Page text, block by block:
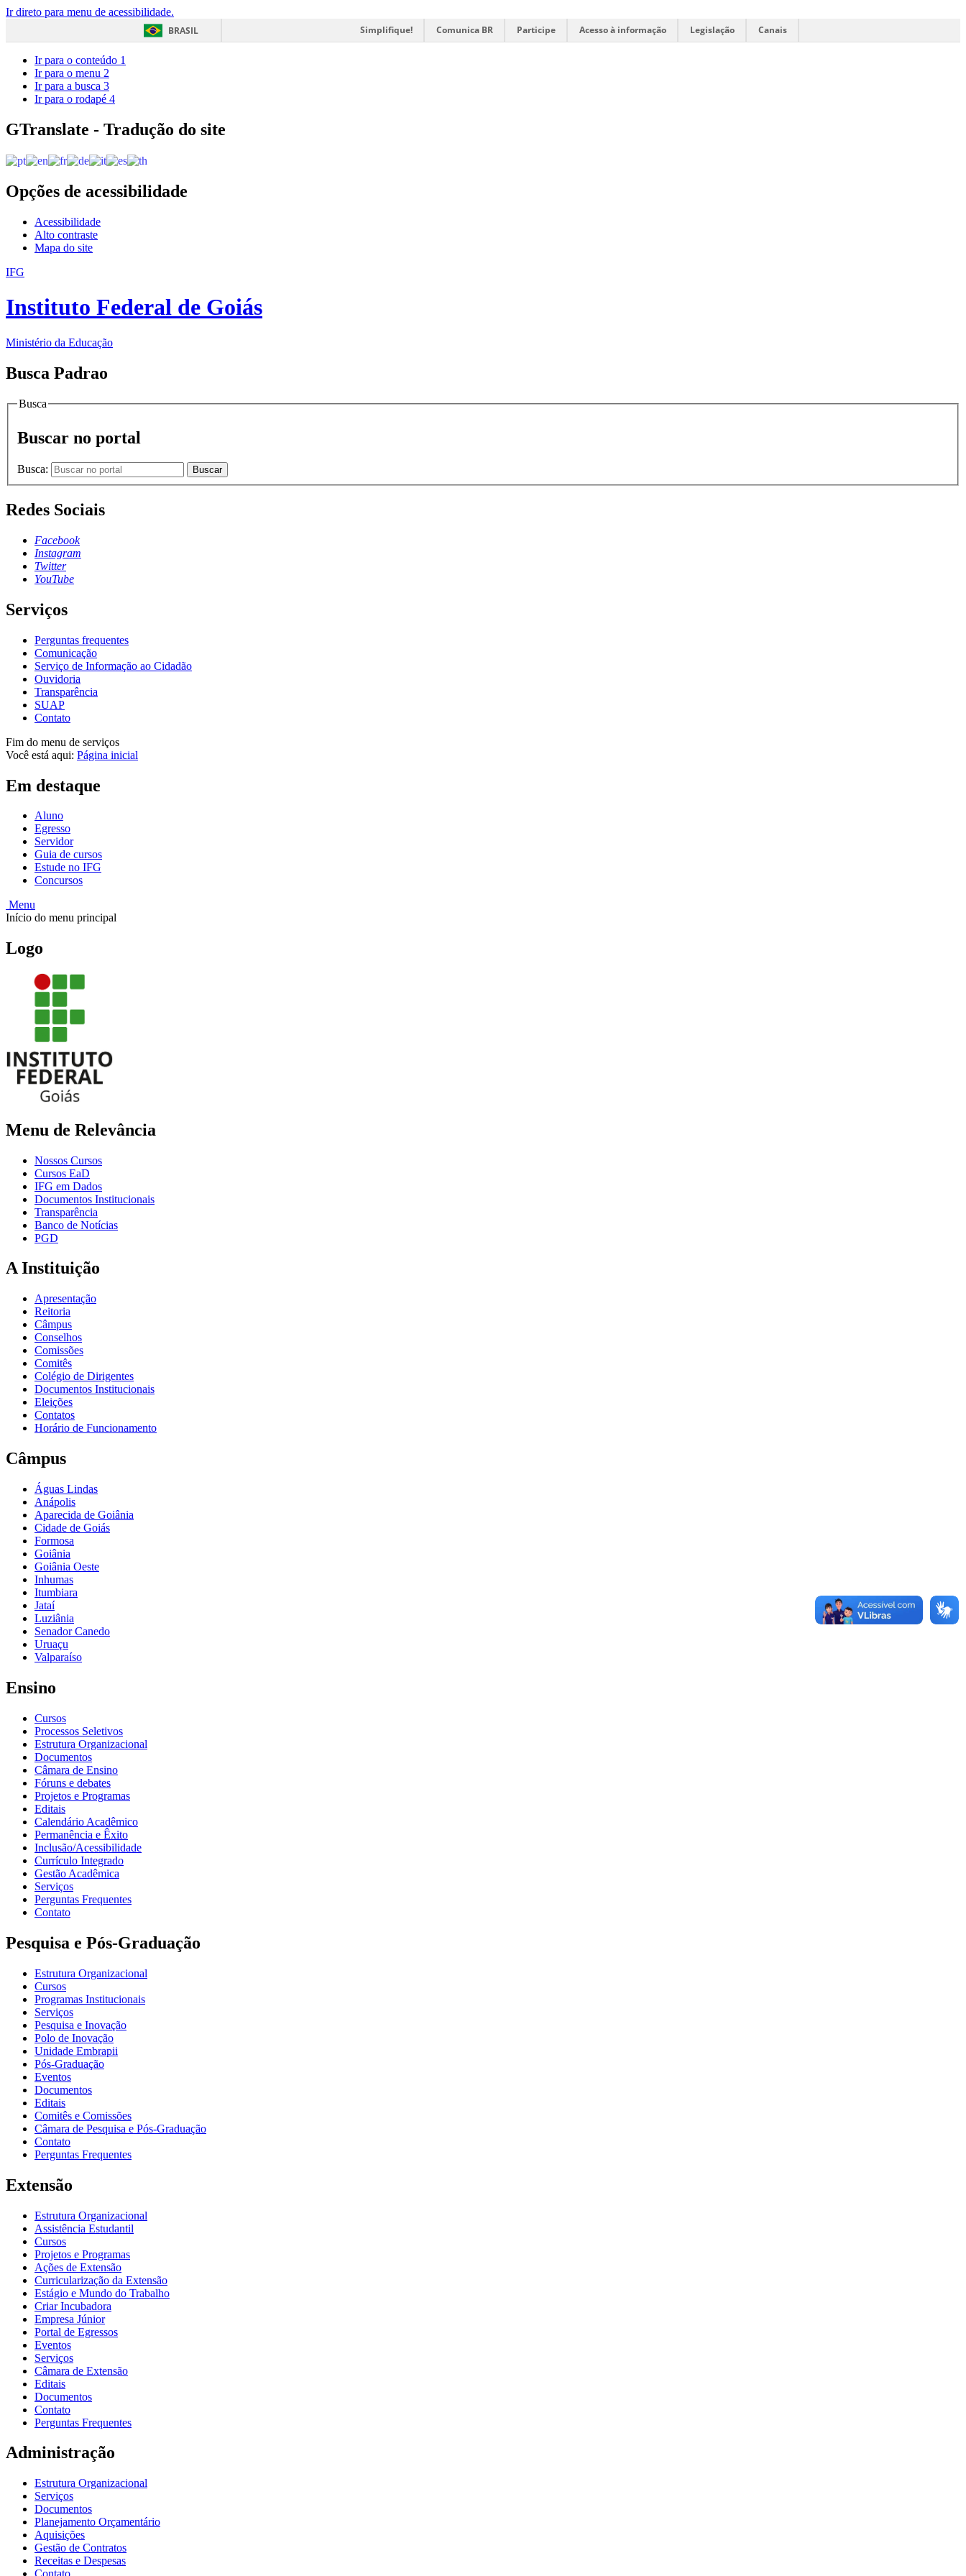
Ir direto para menu de acessibilidade.
BRASIL
Simplifique! Comunica BR Participe Acesso à informação Legislação Canais
Ir para o conteúdo 1
Ir para o menu 2
Ir para a busca 3
Ir para o rodapé 4
GTranslate - Tradução do site
Opções de acessibilidade
Acessibilidade
Alto contraste
Mapa do site
IFG
Instituto Federal de Goiás
Ministério da Educação
Busca Padrao
Busca
Buscar no portal
Busca: Buscar
Redes Sociais
Facebook
Instagram
Twitter
YouTube
Serviços
Perguntas frequentes
Comunicação
Serviço de Informação ao Cidadão
Ouvidoria
Transparência
SUAP
Contato
Fim do menu de serviços
Você está aqui: Página inicial
Em destaque
Aluno
Egresso
Servidor
Guia de cursos
Estude no IFG
Concursos
Menu
Início do menu principal
Logo
Menu de Relevância
Nossos Cursos
Cursos EaD
IFG em Dados
Documentos Institucionais
Transparência
Banco de Notícias
PGD
A Instituição
Apresentação
Reitoria
Câmpus
Conselhos
Comissões
Comitês
Colégio de Dirigentes
Documentos Institucionais
Eleições
Contatos
Horário de Funcionamento
Câmpus
Águas Lindas
Anápolis
Aparecida de Goiânia
Cidade de Goiás
Formosa
Goiânia
Goiânia Oeste
Inhumas
Itumbiara
Jataí
Luziânia
Senador Canedo
Uruaçu
Valparaíso
Ensino
Cursos
Processos Seletivos
Estrutura Organizacional
Documentos
Câmara de Ensino
Fóruns e debates
Projetos e Programas
Editais
Calendário Acadêmico
Permanência e Êxito
Inclusão/Acessibilidade
Currículo Integrado
Gestão Acadêmica
Serviços
Perguntas Frequentes
Contato
Pesquisa e Pós-Graduação
Estrutura Organizacional
Cursos
Programas Institucionais
Serviços
Pesquisa e Inovação
Polo de Inovação
Unidade Embrapii
Pós-Graduação
Eventos
Documentos
Editais
Comitês e Comissões
Câmara de Pesquisa e Pós-Graduação
Contato
Perguntas Frequentes
Extensão
Estrutura Organizacional
Assistência Estudantil
Cursos
Projetos e Programas
Ações de Extensão
Curricularização da Extensão
Estágio e Mundo do Trabalho
Criar Incubadora
Empresa Júnior
Portal de Egressos
Eventos
Serviços
Câmara de Extensão
Editais
Documentos
Contato
Perguntas Frequentes
Administração
Estrutura Organizacional
Serviços
Documentos
Planejamento Orçamentário
Aquisições
Gestão de Contratos
Receitas e Despesas